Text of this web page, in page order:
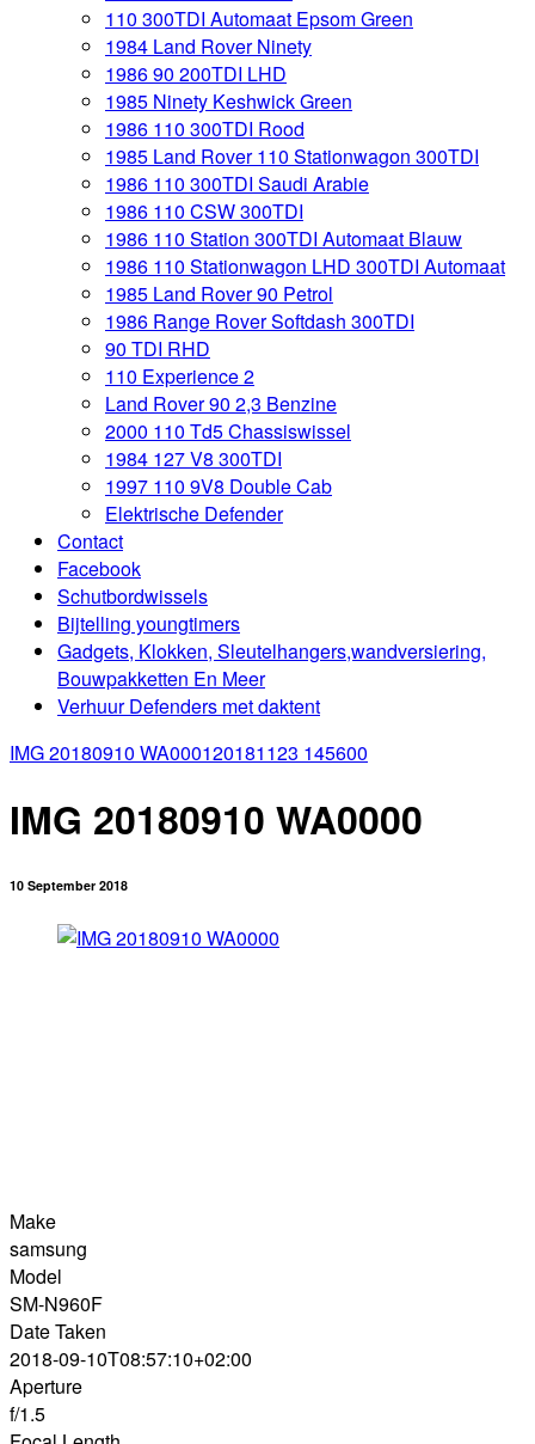
110 300TDI Automaat Epsom Green
1984 Land Rover Ninety
1986 90 200TDI LHD
1985 Ninety Keshwick Green
1986 110 300TDI Rood
1985 Land Rover 110 Stationwagon 300TDI
1986 110 300TDI Saudi Arabie
1986 110 CSW 300TDI
1986 110 Station 300TDI Automaat Blauw
1986 110 Stationwagon LHD 300TDI Automaat
1985 Land Rover 90 Petrol
1986 Range Rover Softdash 300TDI
90 TDI RHD
110 Experience 2
Land Rover 90 2,3 Benzine
2000 110 Td5 Chassiswissel
1984 127 V8 300TDI
1997 110 9V8 Double Cab
Elektrische Defender
Contact
Facebook
Schutbordwissels
Bijtelling youngtimers
Gadgets, Klokken, Sleutelhangers,wandversiering,
Bouwpakketten En Meer
Verhuur Defenders met daktent
IMG 20180910 WA000120181123 145600
IMG 20180910 WA0000
10 September 2018
Make
samsung
Model
SM-N960F
Date Taken
2018-09-10T08:57:10+02:00
Aperture
f/1.5